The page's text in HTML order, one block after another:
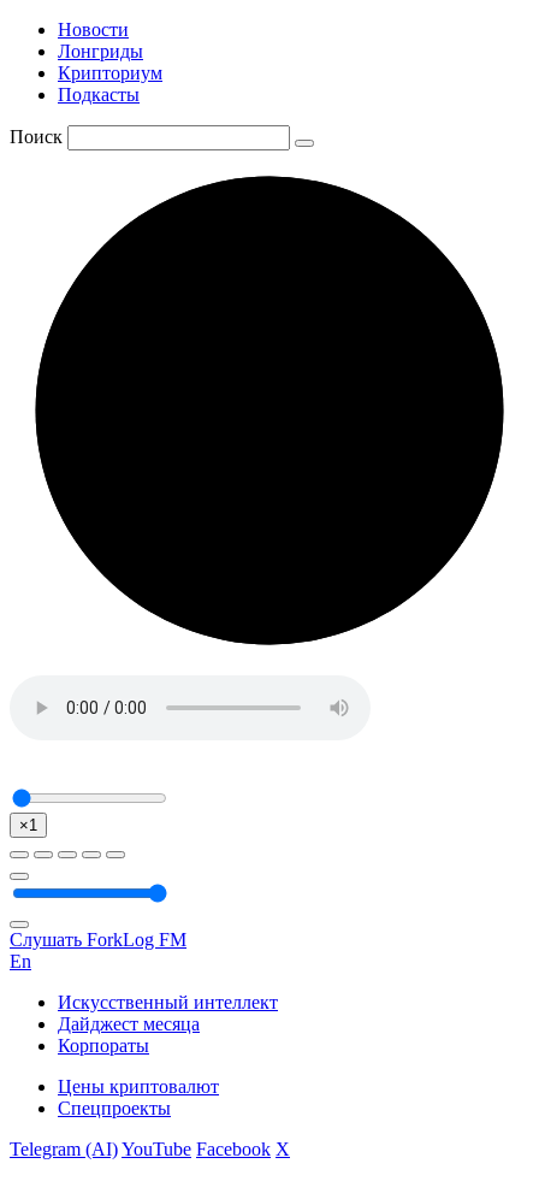
Новости
Лонгриды
Крипториум
Подкасты
Поиск
×1
Слушать ForkLog FM
En
Искусственный интеллект
Дайджест месяца
Корпораты
Цены криптовалют
Спецпроекты
Telegram (AI)YouTube Facebook X